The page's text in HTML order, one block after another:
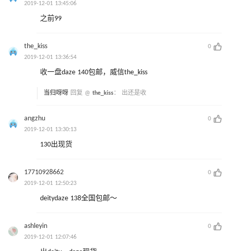
2019-12-01 13:45:06
之前99
the_kiss
0
2019-12-01 13:36:54
收一盘daze 140包邮，威信the_kiss
当归呀呀 回复 @ the_kiss： 出还是收
angzhu
0
2019-12-01 13:30:13
130出现货
17710928662
0
2019-12-01 12:50:23
deitydaze 138全国包邮～
ashleyin
0
2019-12-01 12:07:46